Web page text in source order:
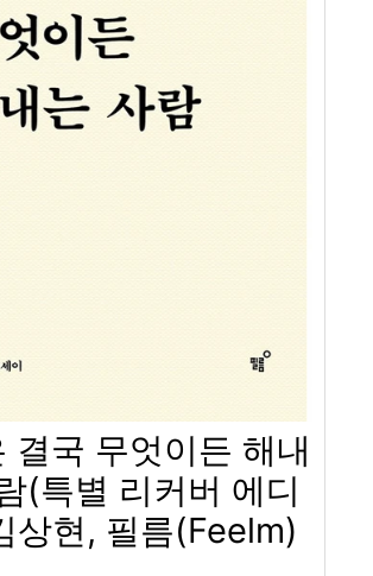
결국 무엇이든 해내
(특별 리커버 에디
상현, 필름(Feelm)